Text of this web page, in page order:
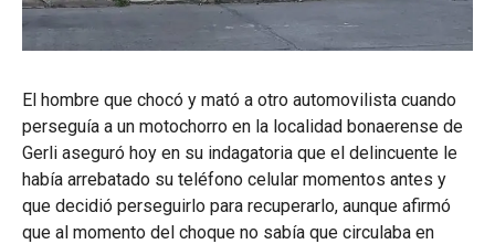
El hombre que chocó y mató a otro automovilista cuando
perseguía a un motochorro en la localidad bonaerense de
Gerli aseguró hoy en su indagatoria que el delincuente le
había arrebatado su teléfono celular momentos antes y
que decidió perseguirlo para recuperarlo, aunque afirmó
que al momento del choque no sabía que circulaba en